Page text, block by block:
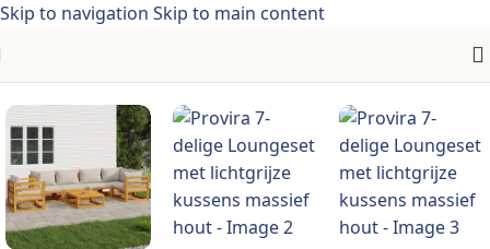
Skip to navigation Skip to main content